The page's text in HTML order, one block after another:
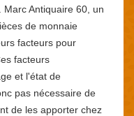
Antiquaire 60, un
de monnaie
facteurs pour
facteurs
et l'état de
pas nécessaire de
de les apporter chez